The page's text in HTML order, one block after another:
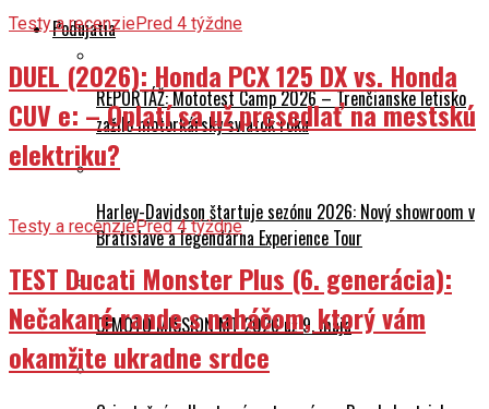
Podujatia
REPORTÁŽ: Mototest Camp 2026 – Trenčianske letisko
zažilo motorkársky sviatok roku
Harley-Davidson štartuje sezónu 2026: Nový showroom v
Bratislave a legendárna Experience Tour
CFMOTO MISSION MT 2026 už 9. mája
Testy a recenziePred 4 týždne
DUEL (2026): Honda PCX 125 DX vs. Honda
CUV e: – Oplatí sa už presedlať na mestskú
elektriku?
Testy a recenziePred 4 týždne
TEST Ducati Monster Plus (6. generácia):
Nečakané rande s naháčom, ktorý vám
okamžite ukradne srdce